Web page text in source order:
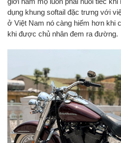
dụng khung softail đặc trưng với
ở Việt Nam nó càng hiếm hơn khi
khi được chủ nhân đem ra đường.